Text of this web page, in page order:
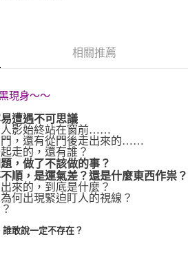
相關推薦
現身～～
遭遇不可思議
人影始終站在窗前……
門，還有從門後走出來的……
走的，還有誰？
，做了不該做的事？
順，是運氣差？還是什麼東西作祟？
來的，到底是什麼？
何出現緊迫盯人的視線？
敢說一定不存在？